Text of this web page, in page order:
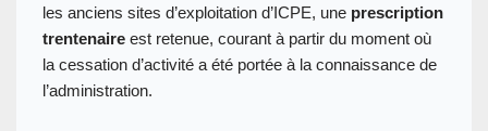
les anciens sites d’exploitation d’ICPE, une prescription
trentenaire est retenue, courant à partir du moment où
la cessation d’activité a été portée à la connaissance de
l’administration.